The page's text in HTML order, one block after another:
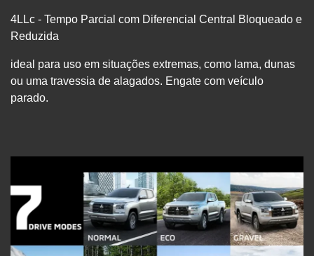
4LLc - Tempo Parcial com Diferencial Central Bloqueado e
Reduzida
ideal para uso em situações extremas, como lama, dunas
ou uma travessia de alagados. Engate com veículo
parado.